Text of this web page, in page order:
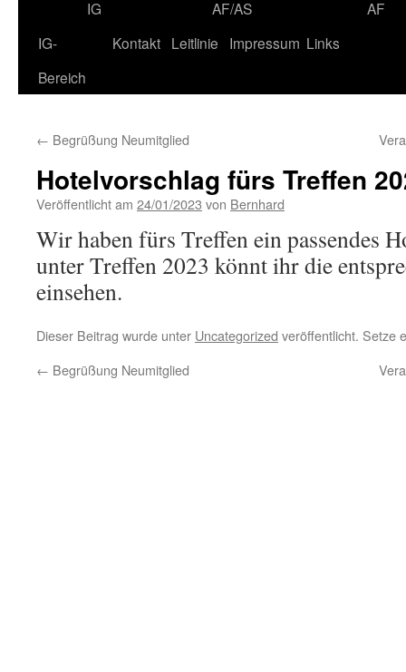
IG
AF/AS
AF
IG-
Bereich
Kontakt Leitlinie Impressum Links
← Begrüßung Neumitglied
Hotelvorschlag fürs Treffen
Veröffentlicht am 24/01/2023 von Bernhard
Wir haben fürs Treffen ein passendes
unter Treffen 2023 könnt ihr die
einsehen.
Dieser Beitrag wurde unter Uncategorized veröffentlicht. Setze
← Begrüßung Neumitglied